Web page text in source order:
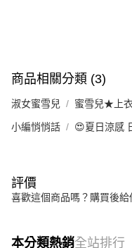
商品相關分類 (3)
淑女蜜雪兒 蜜雪兒★上
小編悄悄話 😍夏日涼感
評價
喜歡這個商品嗎？購買後
本分類熱銷全站排行